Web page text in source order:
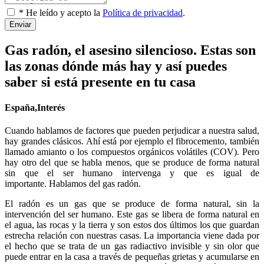
* He leído y acepto la Política de privacidad.
Enviar
Gas radón, el asesino silencioso. Estas son
las zonas dónde más hay y así puedes
saber si está presente en tu casa
España,Interés
Cuando hablamos de factores que pueden perjudicar a nuestra salud,
hay grandes clásicos. Ahí está por ejemplo el fibrocemento, también
llamado amianto o los compuestos orgánicos volátiles (COV). Pero
hay otro del que se habla menos, que se produce de forma natural
sin que el ser humano intervenga y que es igual de
importante. Hablamos del gas radón.
El radón es un gas que se produce de forma natural, sin la
intervención del ser humano. Este gas se libera de forma natural en
el agua, las rocas y la tierra y son estos dos últimos los que guardan
estrecha relación con nuestras casas. La importancia viene dada por
el hecho que se trata de un gas radiactivo invisible y sin olor que
puede entrar en la casa a través de pequeñas grietas y acumularse en